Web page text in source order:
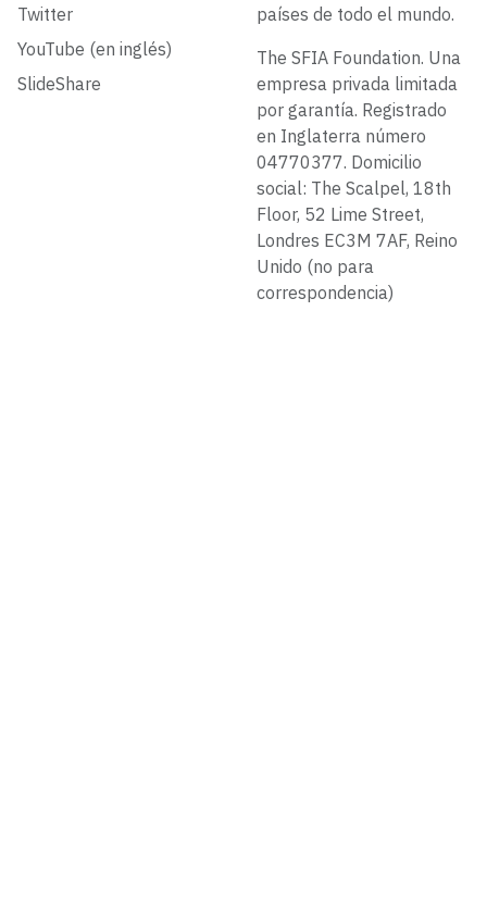
Twitter
YouTube (en inglés)
SlideShare
países de todo el mundo.
The SFIA Foundation. Una
empresa privada limitada
por garantía. Registrado
en Inglaterra número
04770377. Domicilio
social: The Scalpel, 18th
Floor, 52 Lime Street,
Londres EC3M 7AF, Reino
Unido (no para
correspondencia)